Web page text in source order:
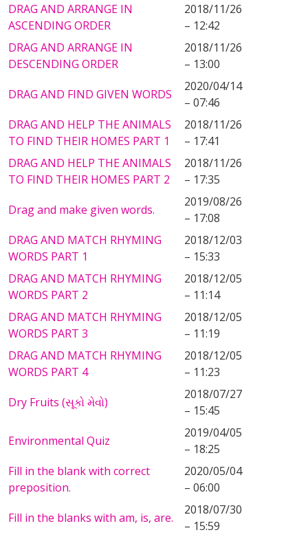
DRAG AND ARRANGE IN
ASCENDING ORDER
2018/11/26
– 12:42
DRAG AND ARRANGE IN
DESCENDING ORDER
2018/11/26
– 13:00
DRAG AND FIND GIVEN WORDS
2020/04/14
– 07:46
DRAG AND HELP THE ANIMALS
TO FIND THEIR HOMES PART 1
2018/11/26
– 17:41
DRAG AND HELP THE ANIMALS
TO FIND THEIR HOMES PART 2
2018/11/26
– 17:35
Drag and make given words.
2019/08/26
– 17:08
DRAG AND MATCH RHYMING
WORDS PART 1
2018/12/03
– 15:33
DRAG AND MATCH RHYMING
WORDS PART 2
2018/12/05
– 11:14
DRAG AND MATCH RHYMING
WORDS PART 3
2018/12/05
– 11:19
DRAG AND MATCH RHYMING
WORDS PART 4
2018/12/05
– 11:23
Dry Fruits (સૂકો મેવો)
2018/07/27
– 15:45
Environmental Quiz
2019/04/05
– 18:25
Fill in the blank with correct
preposition.
2020/05/04
– 06:00
Fill in the blanks with am, is, are.
2018/07/30
– 15:59